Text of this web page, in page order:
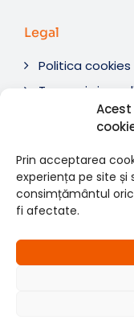
Prin acceptarea
experiența pe site și
consimțământul
fi afectate.
Legal
Politica cookies
Termeni si
Soluționare litigii
rezervate.
Website dezvoltat